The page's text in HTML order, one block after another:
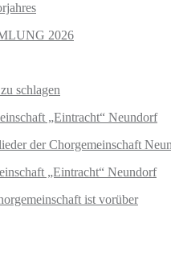
2026
schlagen
„Eintracht“ Neundorf
der Chorgemeinschaft
„Eintracht“ Neundorf
ist vorüber